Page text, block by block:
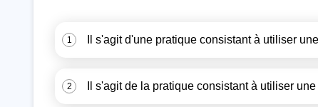
1 Il s'agit d'une pratique consistant à utiliser
2 Il s'agit de la pratique consistant à utiliser